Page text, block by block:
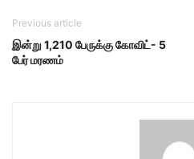
Previous article
இன்று 1,210 பேருக்கு கோவிட்- 5
பேர் மரணம்